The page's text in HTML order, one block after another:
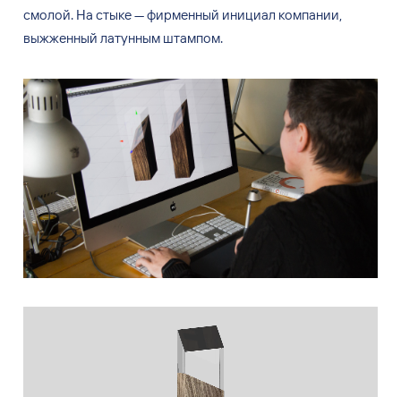
смолой. На стыке—фирменный инициал компании,
выжженный латунным штампом.